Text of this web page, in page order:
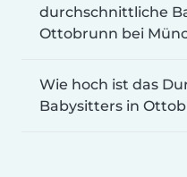
durchschnittliche
Ottobrunn bei
Wie hoch ist das
Babysitters in